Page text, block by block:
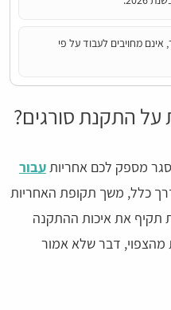
מחויבים לעבוד על פי
על התקנת סורגים?
מספק לכם אחריותעבור
כלל, משך תקופת האחריות
תקיף את איכות ההתקנה
מהצפוי, דבר שלא אמור